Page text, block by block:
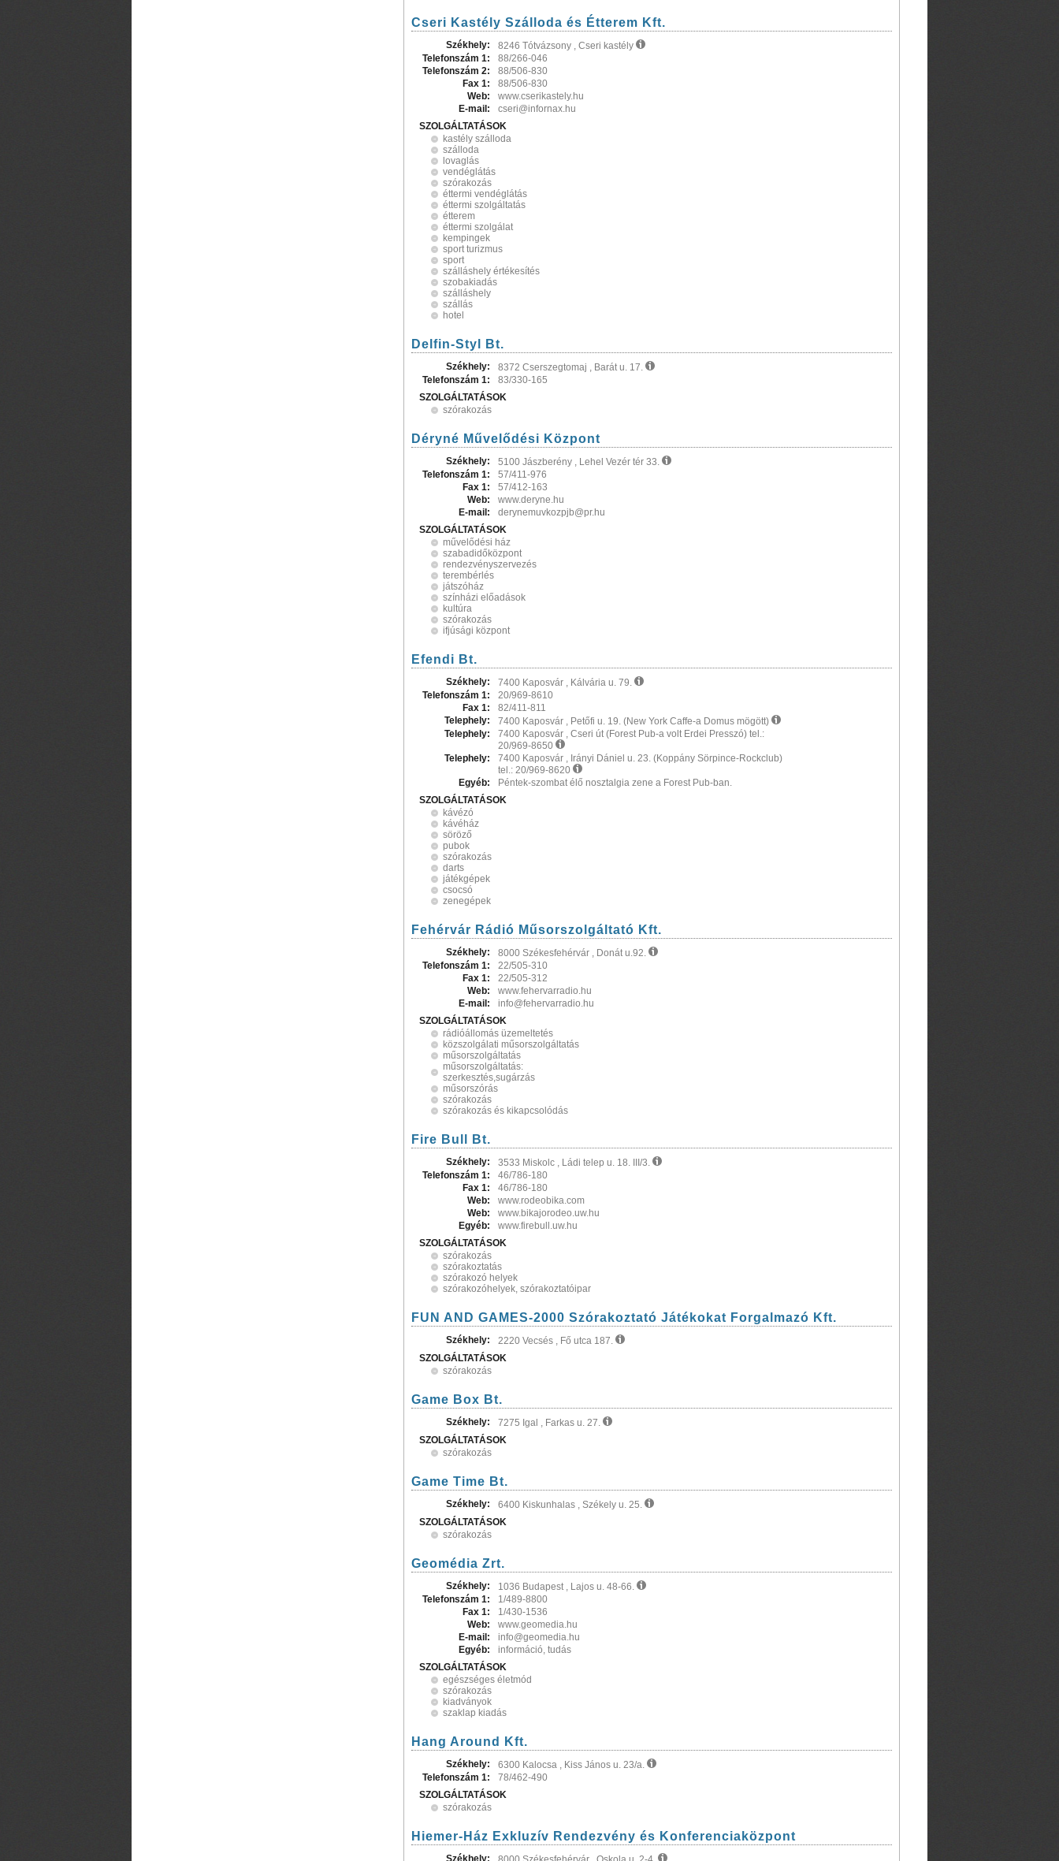
Cseri Kastély Szálloda és Étterem Kft.
Székhely:
8246 Tótvázsony , Cseri kastély
Telefonszám 1:
88/266-046
Telefonszám 2:
88/506-830
Fax 1:
88/506-830
Web:
www.cserikastely.hu
E-mail:
cseri@infornax.hu
SZOLGÁLTATÁSOK
kastély szálloda
szálloda
lovaglás
vendéglátás
szórakozás
éttermi vendéglátás
éttermi szolgáltatás
étterem
éttermi szolgálat
kempingek
sport turizmus
sport
szálláshely értékesítés
szobakiadás
szálláshely
szállás
hotel
Delfin-Styl Bt.
Székhely:
8372 Cserszegtomaj , Barát u. 17.
Telefonszám 1:
83/330-165
SZOLGÁLTATÁSOK
szórakozás
Déryné Művelődési Központ
Székhely:
5100 Jászberény , Lehel Vezér tér 33.
Telefonszám 1:
57/411-976
Fax 1:
57/412-163
Web:
www.deryne.hu
E-mail:
derynemuvkozpjb@pr.hu
SZOLGÁLTATÁSOK
művelődési ház
szabadidőközpont
rendezvényszervezés
terembérlés
játszóház
színházi előadások
kultúra
szórakozás
ifjúsági központ
Efendi Bt.
Székhely:
7400 Kaposvár , Kálvária u. 79.
Telefonszám 1:
20/969-8610
Fax 1:
82/411-811
Telephely:
7400 Kaposvár , Petőfi u. 19. (New York Caffe-a Domus mögött)
Telephely:
7400 Kaposvár , Cseri út (Forest Pub-a volt Erdei Presszó) tel.:
20/969-8650
Telephely:
7400 Kaposvár , Irányi Dániel u. 23. (Koppány Sörpince-Rockclub)
tel.: 20/969-8620
Egyéb:
Péntek-szombat élő nosztalgia zene a Forest Pub-ban.
SZOLGÁLTATÁSOK
kávézó
kávéház
söröző
pubok
szórakozás
darts
játékgépek
csocsó
zenegépek
Fehérvár Rádió Műsorszolgáltató Kft.
Székhely:
8000 Székesfehérvár , Donát u.92.
Telefonszám 1:
22/505-310
Fax 1:
22/505-312
Web:
www.fehervarradio.hu
E-mail:
info@fehervarradio.hu
SZOLGÁLTATÁSOK
rádióállomás üzemeltetés
közszolgálati műsorszolgáltatás
műsorszolgáltatás
műsorszolgáltatás:
szerkesztés,sugárzás
műsorszórás
szórakozás
szórakozás és kikapcsolódás
Fire Bull Bt.
Székhely:
3533 Miskolc , Ládi telep u. 18. III/3.
Telefonszám 1:
46/786-180
Fax 1:
46/786-180
Web:
www.rodeobika.com
Web:
www.bikajorodeo.uw.hu
Egyéb:
www.firebull.uw.hu
SZOLGÁLTATÁSOK
szórakozás
szórakoztatás
szórakozó helyek
szórakozóhelyek, szórakoztatóipar
FUN AND GAMES-2000 Szórakoztató Játékokat Forgalmazó Kft.
Székhely:
2220 Vecsés , Fő utca 187.
SZOLGÁLTATÁSOK
szórakozás
Game Box Bt.
Székhely:
7275 Igal , Farkas u. 27.
SZOLGÁLTATÁSOK
szórakozás
Game Time Bt.
Székhely:
6400 Kiskunhalas , Székely u. 25.
SZOLGÁLTATÁSOK
szórakozás
Geomédia Zrt.
Székhely:
1036 Budapest , Lajos u. 48-66.
Telefonszám 1:
1/489-8800
Fax 1:
1/430-1536
Web:
www.geomedia.hu
E-mail:
info@geomedia.hu
Egyéb:
információ, tudás
SZOLGÁLTATÁSOK
egészséges életmód
szórakozás
kiadványok
szaklap kiadás
Hang Around Kft.
Székhely:
6300 Kalocsa , Kiss János u. 23/a.
Telefonszám 1:
78/462-490
SZOLGÁLTATÁSOK
szórakozás
Hiemer-Ház Exkluzív Rendezvény és Konferenciaközpont
Székhely: